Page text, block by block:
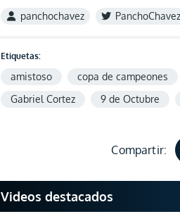
panchochavez
Etiquetas:
amistoso copa de campeones
Gabriel Cortez
9 de Octubre
Compartir:
Videos destacados